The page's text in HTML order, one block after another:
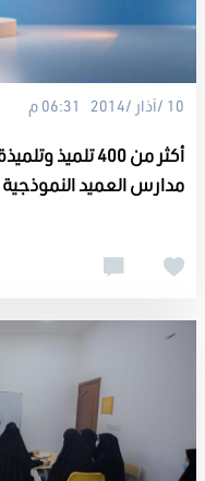
10 /آذار /2014 06:31 م
أكثر من 400
مدارس العميد النموذجية